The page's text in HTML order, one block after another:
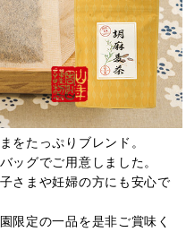
をたっぷりブレンド。
ッグでご用意しました。
さまや妊婦の方にも安心で
限定の一品を是非ご賞味く